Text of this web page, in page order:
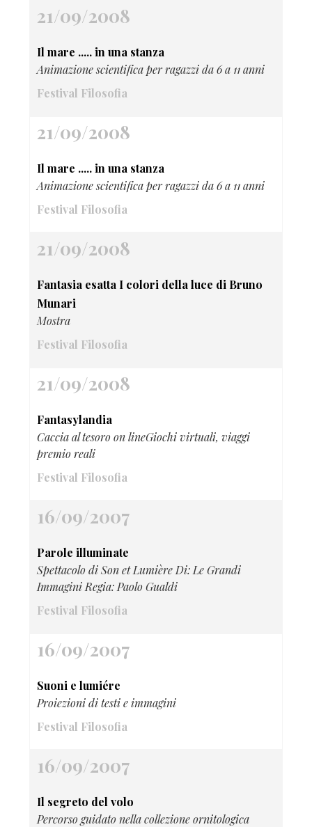
21/09/2008
Il mare ..... in una stanza
Animazione scientifica per ragazzi da 6 a 11 anni
Festival Filosofia
21/09/2008
Il mare ..... in una stanza
Animazione scientifica per ragazzi da 6 a 11 anni
Festival Filosofia
21/09/2008
Fantasia esatta I colori della luce di Bruno
Munari
Mostra
Festival Filosofia
21/09/2008
Fantasylandia
Caccia al tesoro on lineGiochi virtuali, viaggi
premio reali
Festival Filosofia
16/09/2007
Parole illuminate
Spettacolo di Son et Lumière Di: Le Grandi
Immagini Regia: Paolo Gualdi
Festival Filosofia
16/09/2007
Suoni e lumiére
Proiezioni di testi e immagini
Festival Filosofia
16/09/2007
Il segreto del volo
Percorso guidato nella collezione ornitologica